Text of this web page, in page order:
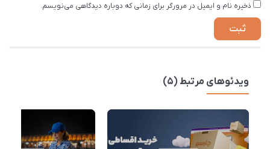
ذخیره نام و ایمیل در مرورگر برای زمانی که دوباره دیدگاهی می‌نویسم.
ویدئوهای مرتبط (5)